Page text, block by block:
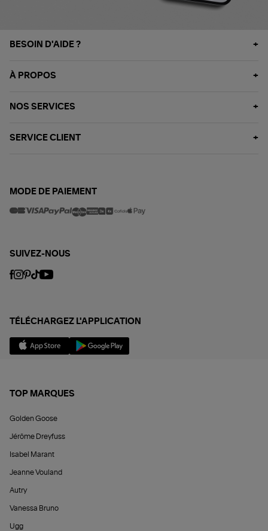
BESOIN D'AIDE ?
À PROPOS
NOS SERVICES
SERVICE CLIENT
MODE DE PAIEMENT
SUIVEZ-NOUS
TÉLÉCHARGEZ L'APPLICATION
TOP MARQUES
Golden Goose
Jérôme Dreyfuss
Isabel Marant
Jeanne Vouland
Autry
Vanessa Bruno
Ugg